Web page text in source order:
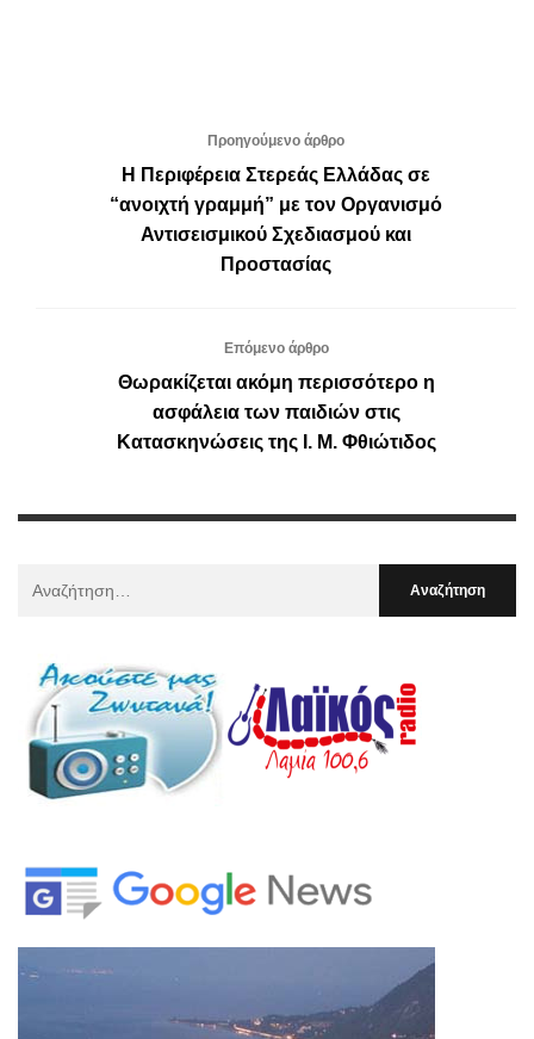
Προηγούμενο άρθρο
Η Περιφέρεια Στερεάς Ελλάδας σε
“ανοιχτή γραμμή” με τον Οργανισμό
Αντισεισμικού Σχεδιασμού και
Προστασίας
Επόμενο άρθρο
Θωρακίζεται ακόμη περισσότερο η
ασφάλεια των παιδιών στις
Κατασκηνώσεις της Ι. Μ. Φθιώτιδος